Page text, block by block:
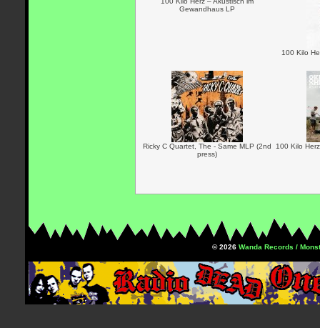
Gewandhaus LP
100 Kilo
Ricky C Quartet, The - Same MLP (2nd
press)
100 Kilo
© 2026 Wanda Records /